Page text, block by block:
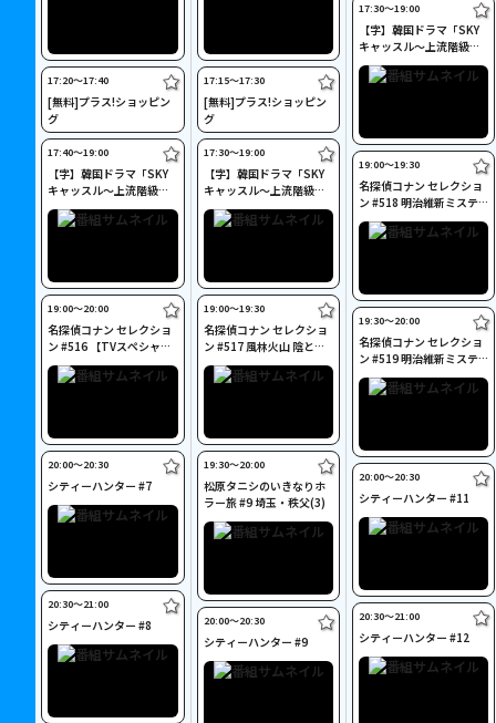
17:20〜17:40
[無料]プラス!ショッピン
グ
17:40〜19:00
【字】韓国ドラマ「SKY
キャッスル～上流階級の
妻たち～」 #18
19:00〜20:00
名探偵コナン セレクショ
ン #516 【TVスペシャ
ル】風林火山 迷宮の鎧武
者
20:00〜20:30
シティーハンター #7
20:30〜21:00
シティーハンター #8
17:15〜17:30
[無料]プラス!ショッピン
グ
17:30〜19:00
【字】韓国ドラマ「SKY
キャッスル～上流階級の
妻たち～」 #19
19:00〜19:30
名探偵コナン セレクショ
ン #517 風林火山 陰と雷
光の決着
19:30〜20:00
松原タニシのいきなりホ
ラー旅 #9 埼玉・秩父(3)
20:00〜20:30
シティーハンター #9
17:30〜19:00
【字】韓国ドラマ「SKY
キャッスル～上流階級の
妻たち～」 #20(最終回)
19:00〜19:30
名探偵コナン セレクショ
ン #518 明治維新ミステ
リーツアー(探索編)
19:30〜20:00
名探偵コナン セレクショ
ン #519 明治維新ミステ
リーツアー(解読編)
20:00〜20:30
シティーハンター #11
20:30〜21:00
シティーハンター #12